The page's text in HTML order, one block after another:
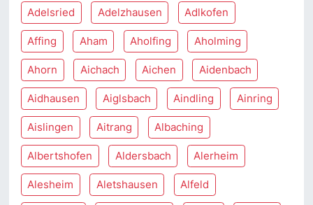
Adelsried Adelzhausen Adlkofen
Affing Aham Aholfing Aholming
Ahorn Aichach Aichen Aidenbach
Aidhausen Aiglsbach Aindling Ainring
Aislingen Aitrang Albaching
Albertshofen Aldersbach Alerheim
Alesheim Aletshausen Alfeld